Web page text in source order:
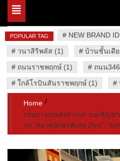
Toggle
POPULAR TAG # NEW BRAND
# วนาสิริพลัส (1) # บ้านชั้นเดีย
# ถนนราชพฤกษ์ (1) # ถนน
# ใกล้โรบินสันราชพฤกษ์ (1) #
Home
กรมการขนส่งทางบก ขอเชิญช
รถ “หมวดอักษรพิเศษ 2ขข” “ขุ